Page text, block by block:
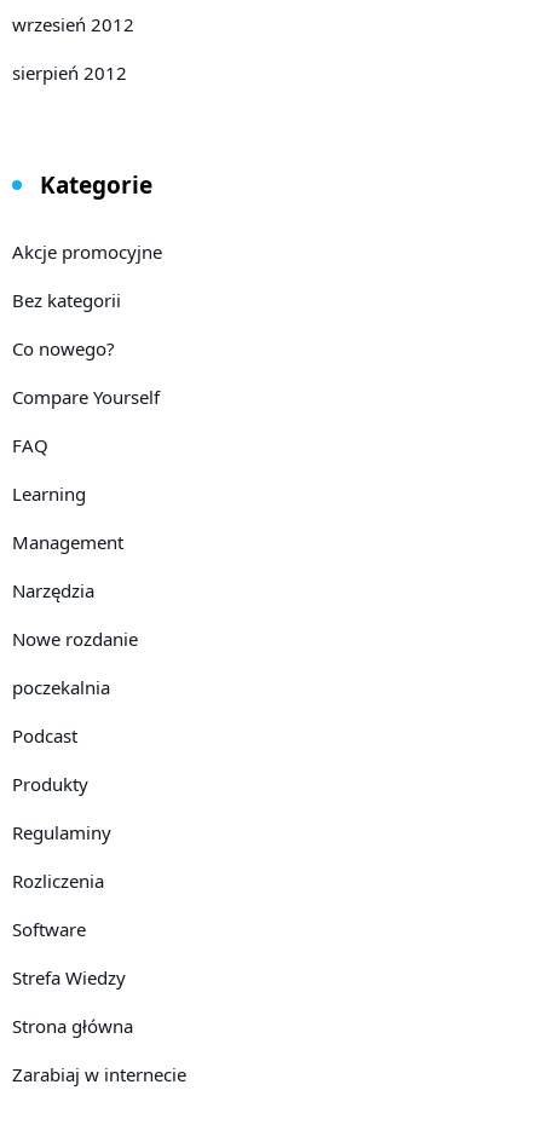
wrzesień 2012
sierpień 2012
Kategorie
Akcje promocyjne
Bez kategorii
Co nowego?
Compare Yourself
FAQ
Learning
Management
Narzędzia
Nowe rozdanie
poczekalnia
Podcast
Produkty
Regulaminy
Rozliczenia
Software
Strefa Wiedzy
Strona główna
Zarabiaj w internecie